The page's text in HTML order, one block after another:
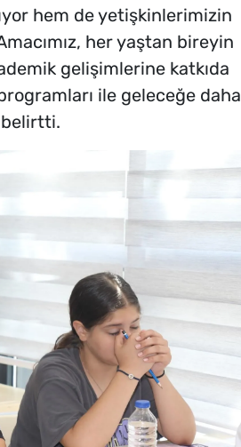
hem de yetişkinlerimizin
her yaştan bireyin
gelişimlerine katkıda
ile geleceğe daha
belirtti.